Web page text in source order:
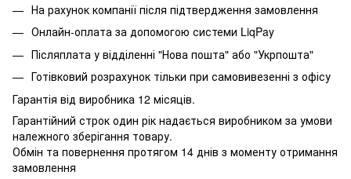
На рахунок компанії після підтвердження замовлення
Онлайн-оплата за допомогою системи LiqPay
Післяплата у відділенні "Нова пошта" або "Укрпошта"
Готівковий розрахунок тільки при самовивезенні з офісу
Гарантія від виробника 12 місяців.
Гарантійний строк один рік надається виробником за умови
належного зберігання товару.
Обмін та повернення протягом 14 днів з моменту отримання
замовлення